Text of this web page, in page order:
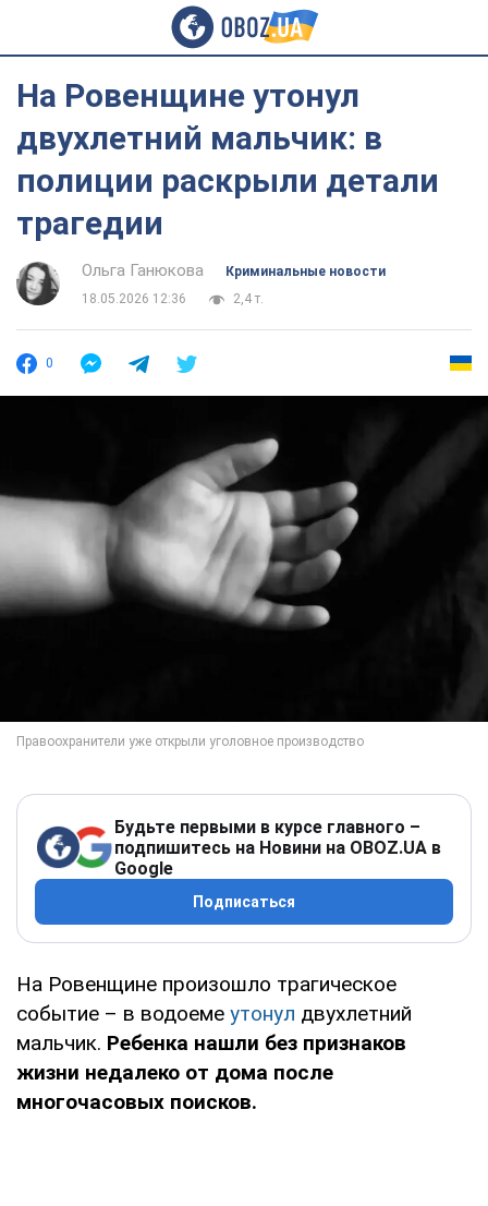
На Ровенщине утонул
двухлетний мальчик: в
полиции раскрыли детали
трагедии
Ольга Ганюкова
Криминальные новости
18.05.2026 12:36
2,4 т.
0
Будьте первыми в курсе главного –
подпишитесь на Новини на OBOZ.UA в
Google
Подписаться
На Ровенщине произошло трагическое
событие – в водоеме утонул двухлетний
мальчик. Ребенка нашли без признаков
жизни недалеко от дома после
многочасовых поисков.